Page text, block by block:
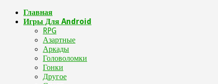
Главная
Игры Для Android
RPG
Азартные
Аркады
Головоломки
Гонки
Другое